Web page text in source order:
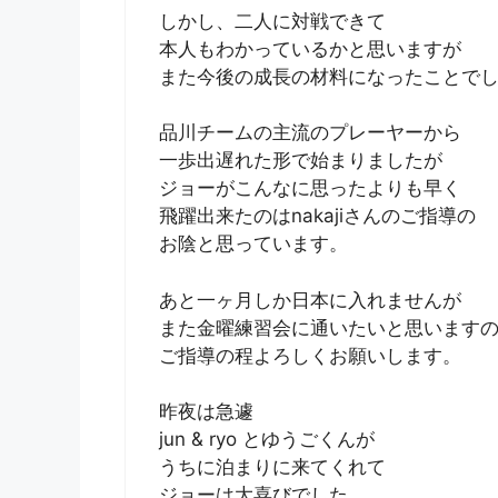
しかし、二人に対戦できて
本人もわかっているかと思いますが
また今後の成長の材料になったことでし
品川チームの主流のプレーヤーから
一歩出遅れた形で始まりましたが
ジョーがこんなに思ったよりも早く
飛躍出来たのはnakajiさんのご指導の
お陰と思っています。
あと一ヶ月しか日本に入れませんが
また金曜練習会に通いたいと思います
ご指導の程よろしくお願いします。
昨夜は急遽
jun & ryo とゆうごくんが
うちに泊まりに来てくれて